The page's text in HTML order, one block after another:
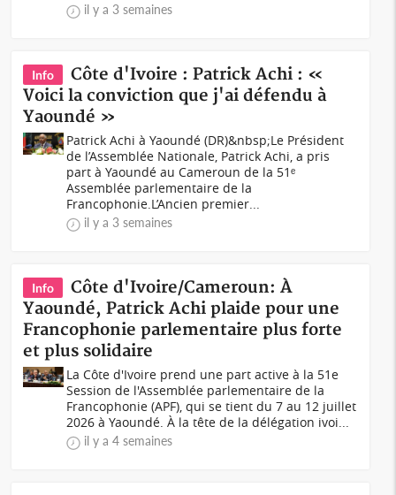
il y a 3 semaines
Info
Côte d'Ivoire : Patrick Achi : «
Voici la conviction que j'ai défendu à
Yaoundé »
Patrick Achi à Yaoundé (DR)&nbsp;Le Président
de l’Assemblée Nationale, Patrick Achi, a pris
part à Yaoundé au Cameroun de la 51ᵉ
Assemblée parlementaire de la
Francophonie.L’Ancien premier...
il y a 3 semaines
Info
Côte d'Ivoire/Cameroun: À
Yaoundé, Patrick Achi plaide pour une
Francophonie parlementaire plus forte
et plus solidaire
La Côte d'Ivoire prend une part active à la 51e
Session de l'Assemblée parlementaire de la
Francophonie (APF), qui se tient du 7 au 12 juillet
2026 à Yaoundé. À la tête de la délégation ivoi...
il y a 4 semaines